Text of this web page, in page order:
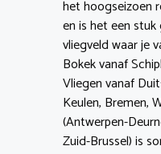
het hoogseizoen
en is het een
vliegveld waar je
Bokek vanaf
Vliegen vanaf
Keulen, Bremen,
(Antwerpen-
Zuid-Brussel) is